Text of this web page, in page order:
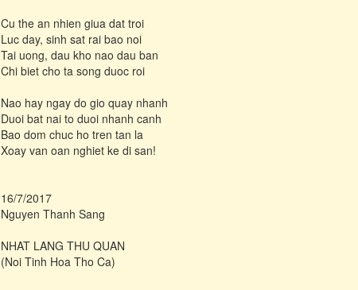
Cu the an nhien giua dat troi
Luc day, sinh sat rai bao noi
Tai uong, dau kho nao dau ban
Chi biet cho ta song duoc roi
Nao hay ngay do gio quay nhanh
Duoi bat nai to duoi nhanh canh
Bao dom chuc ho tren tan la
Xoay van oan nghiet ke di san!
16/7/2017
Nguyen Thanh Sang
NHAT LANG THU QUAN
(Noi Tinh Hoa Tho Ca)